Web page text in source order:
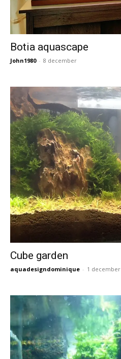
Botia aquascape
John1980 - 8 december
Cube garden
aquadesigndominique - 1 december